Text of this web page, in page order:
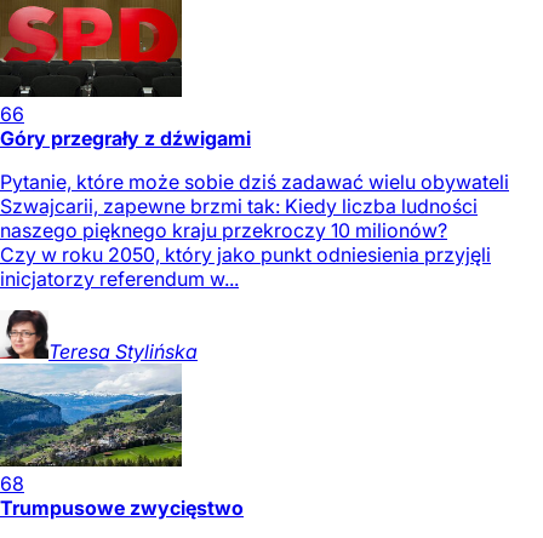
66
Góry przegrały z dźwigami
Pytanie, które może sobie dziś zadawać wielu obywateli
Szwajcarii, zapewne brzmi tak: Kiedy liczba ludności
naszego pięknego kraju przekroczy 10 milionów?
Czy w roku 2050, który jako punkt odniesienia przyjęli
inicjatorzy referendum w...
Teresa Stylińska
68
Trumpusowe zwycięstwo